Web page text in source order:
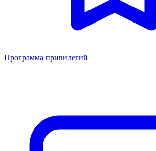
Программа привилегий